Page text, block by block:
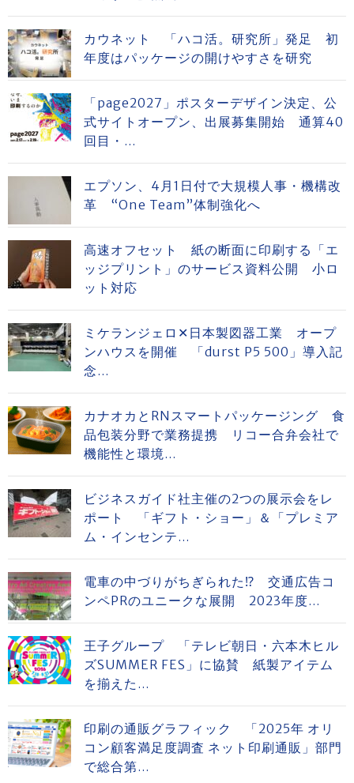
カウネット 「ハコ活。研究所」発足 初
年度はパッケージの開けやすさを研究
「page2027」ポスターデザイン決定、公
式サイトオープン、出展募集開始 通算40
回目・...
エプソン、4月1日付で大規模人事・機構改
革 “One Team”体制強化へ
高速オフセット 紙の断面に印刷する「エ
ッジプリント」のサービス資料公開 小ロ
ット対応
ミケランジェロ✕日本製図器工業 オープ
ンハウスを開催 「durst P5 500」導入記
念...
カナオカとRNスマートパッケージング 食
品包装分野で業務提携 リコー合弁会社で
機能性と環境...
ビジネスガイド社主催の2つの展示会をレ
ポート 「ギフト・ショー」＆「プレミア
ム・インセンテ...
電車の中づりがちぎられた⁉ 交通広告コ
ンペPRのユニークな展開 2023年度...
王子グループ 「テレビ朝日・六本木ヒル
ズSUMMER FES」に協賛 紙製アイテム
を揃えた...
印刷の通販グラフィック 「2025年 オリ
コン顧客満足度調査 ネット印刷通販」部門
で総合第...